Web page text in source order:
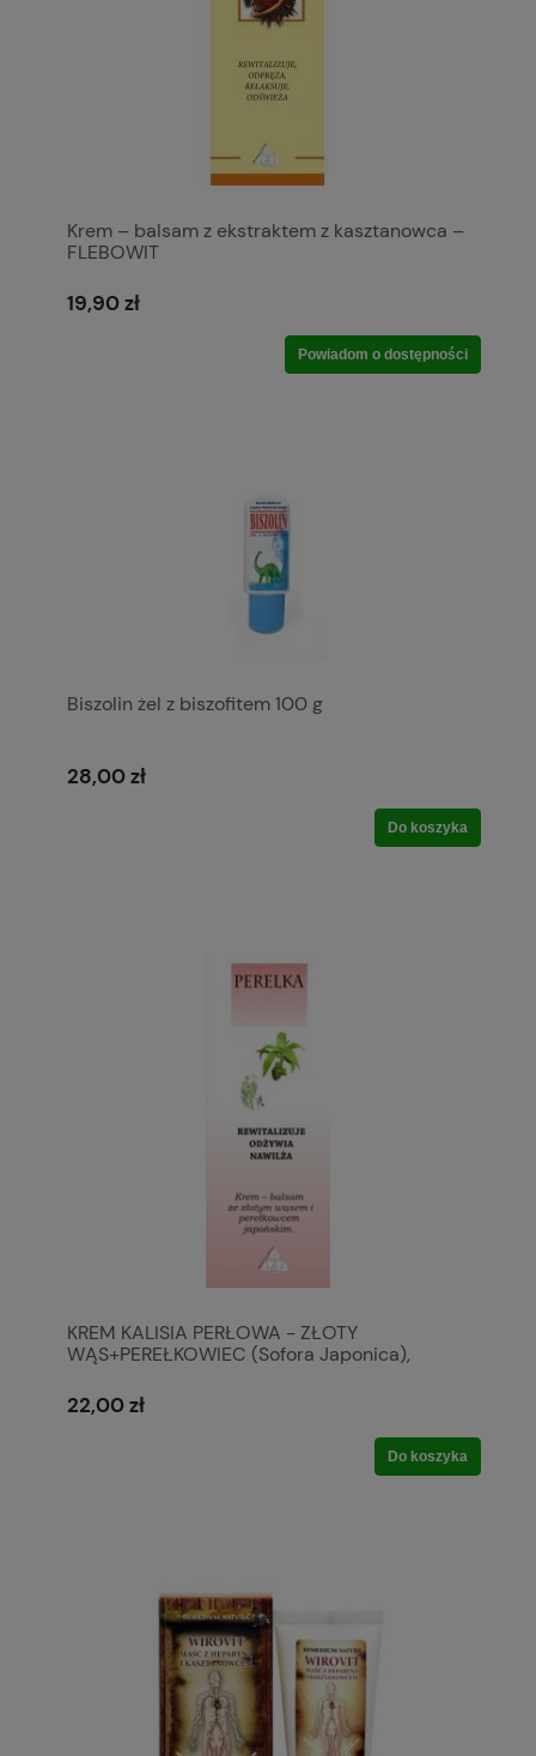
Krem – balsam z ekstraktem z kasztanowca –
FLEBOWIT
19,90 zł
Powiadom o dostępności
Biszolin żel z biszofitem 100 g
28,00 zł
Do koszyka
KREM KALISIA PERŁOWA - ZŁOTY
WĄS+PEREŁKOWIEC (Sofora Japonica),
22,00 zł
Do koszyka